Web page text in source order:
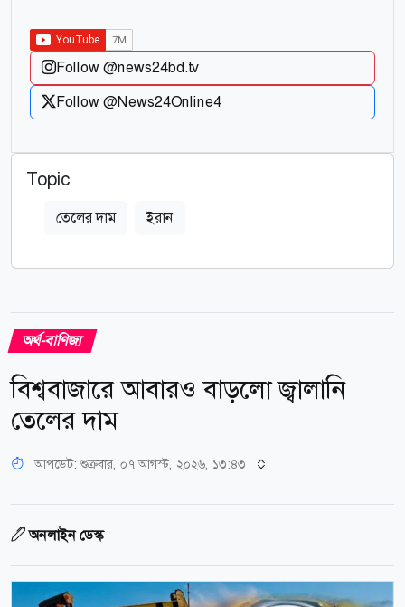
Follow @news24bd.tv
Follow @News24Online4
Topic
তেলের দাম ইরান
অর্থ-বাণিজ্য
বিশ্ববাজারে আবারও বাড়লো জ্বালানি
তেলের দাম
আপডেট: শুক্রবার, ০৭ আগস্ট, ২০২৬, ১৩:৪৩
অনলাইন ডেস্ক